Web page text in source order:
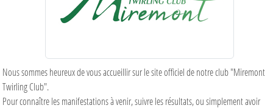
Nous sommes heureux de vous accueillir sur le site officiel de notre club "Miremont
Twirling Club".
Pour connaître les manifestations à venir, suivre les résultats, ou simplement avoir